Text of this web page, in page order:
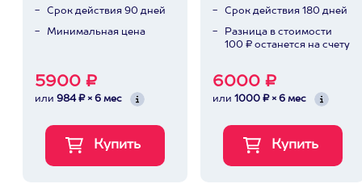
Срок действия 90 дней
Минимальная цена
5900 ₽
или 984 ₽ × 6 мес
Срок действия 180 дней
Разница в стоимости
100 ₽ останется на счету
6000 ₽
или 1000 ₽ × 6 мес